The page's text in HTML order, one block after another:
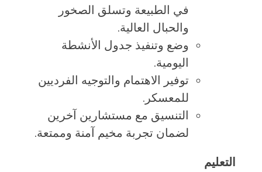
في الطبيعة وتسلق الصخور
والحبال العالية.
وضع وتنفيذ جدول الأنشطة
اليومية.
توفير الاهتمام والتوجيه الفرديين
للمعسكر.
التنسيق مع مستشارين آخرين
لضمان تجربة مخيم آمنة وممتعة.
التعليم